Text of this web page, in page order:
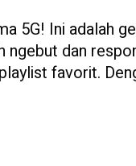
5G! Ini adalah
dan
favorit.